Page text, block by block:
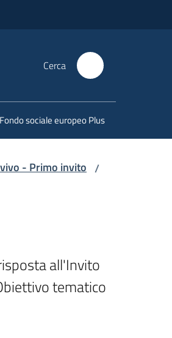
Cerca
Fondo sociale europeo Plus
- Primo invito /
all'Invito
tematico